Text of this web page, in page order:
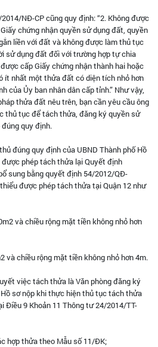
NĐ-CP cũng quy định: “2. Không được
chứng nhận quyền sử dụng đất, quyền
liền với đất và không được làm thủ tục
sử dụng đất đối với trường hợp tự chia
cấp Giấy chứng nhận thành hai hoặc
ít nhất một thửa đất có diện tích nhỏ hơn
của Ủy ban nhân dân cấp tỉnh.” Như vậy,
thửa đất nêu trên, bạn cần yêu cầu ông
thủ tục để tách thửa, đăng ký quyền sử
quy định.
đúng quy định của UBND Thành phố Hồ
phép tách thửa lại Quyết định
sung bằng quyết định 54/2012/QĐ-
được phép tách thửa tại Quận 12 như
và chiều rộng mặt tiền không nhỏ hơn
và chiều rộng mặt tiền không nhỏ hơn 4m.
việc tách thửa là Văn phòng đăng ký
sơ nộp khi thực hiện thủ tục tách thửa
Điều 9 Khoản 11 Thông tư 24/2014/TT-
hợp thửa theo Mẫu số 11/ĐK;